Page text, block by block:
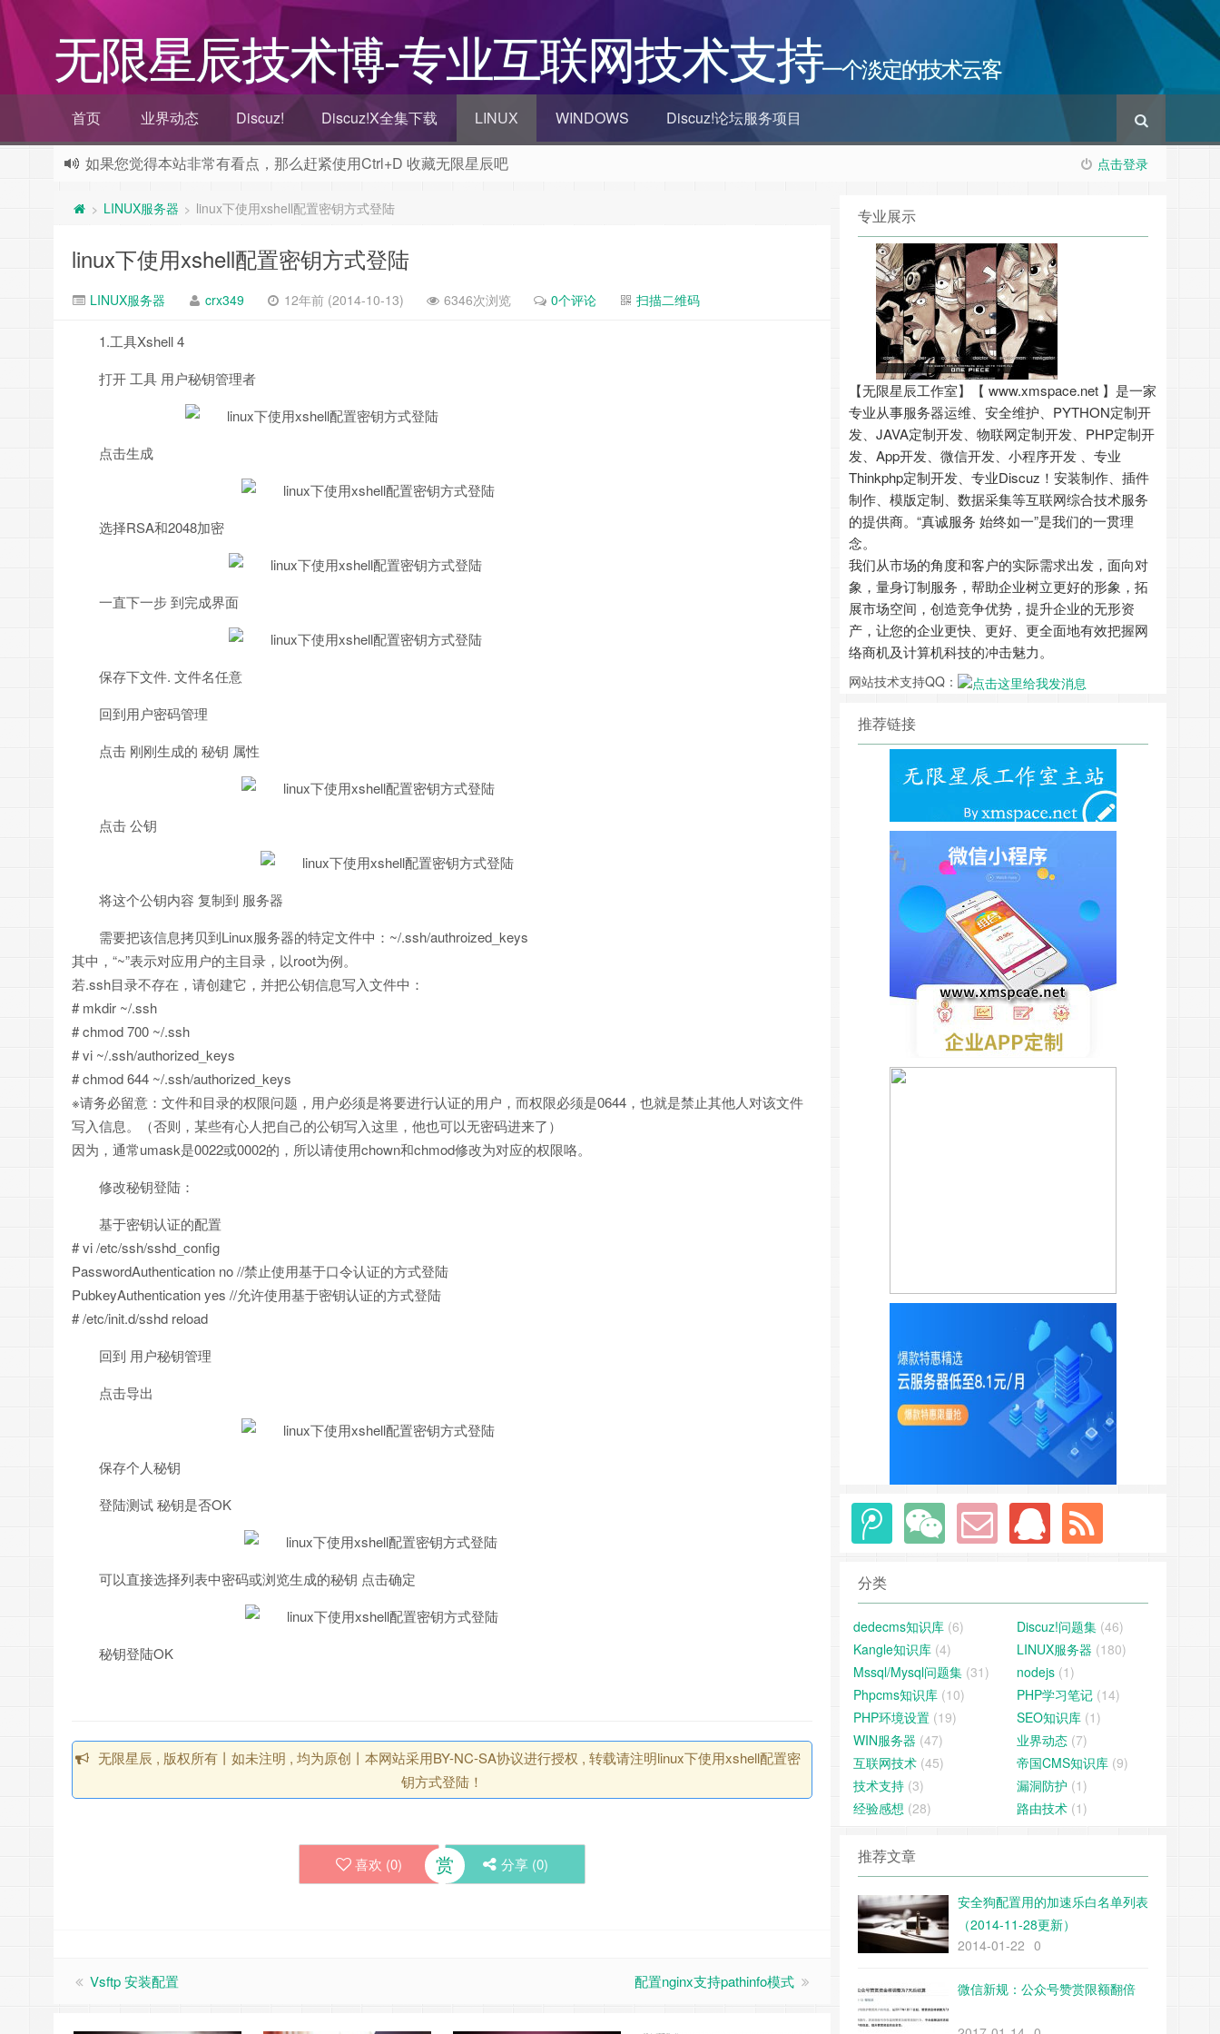
无限星辰技术博-专业互联网技术支持一个淡定的技术云客
首页 业界动态 Discuz! Discuz!X全集下载 LINUX WINDOWS Discuz!论坛服务项目
点击登录
如果您觉得本站非常有看点，那么赶紧使用Ctrl+D 收藏无限星辰吧
欢迎访问无限星辰技术博客，推荐使用最新版火狐浏览器和Chrome浏览器访问本网站
> LINUX服务器 > linux下使用xshell配置密钥方式登陆
linux下使用xshell配置密钥方式登陆
LINUX服务器 crx349 12年前 (2014-10-13) 6346次浏览 0个评论 扫描二维码
1.工具Xshell 4
打开 工具 用户秘钥管理者
点击生成
选择RSA和2048加密
一直下一步 到完成界面
保存下文件. 文件名任意
回到用户密码管理
点击 刚刚生成的 秘钥 属性
点击 公钥
将这个公钥内容 复制到 服务器
需要把该信息拷贝到Linux服务器的特定文件中：~/.ssh/authroized_keys
其中，“~”表示对应用户的主目录，以root为例。
若.ssh目录不存在，请创建它，并把公钥信息写入文件中：
# mkdir ~/.ssh
# chmod 700 ~/.ssh
# vi ~/.ssh/authorized_keys
# chmod 644 ~/.ssh/authorized_keys
※请务必留意：文件和目录的权限问题，用户必须是将要进行认证的用户，而权限必须是0644，也就是禁止其他人对该文件
写入信息。（否则，某些有心人把自己的公钥写入这里，他也可以无密码进来了）
因为，通常umask是0022或0002的，所以请使用chown和chmod修改为对应的权限咯。
修改秘钥登陆：
基于密钥认证的配置
# vi /etc/ssh/sshd_config
PasswordAuthentication no //禁止使用基于口令认证的方式登陆
PubkeyAuthentication yes //允许使用基于密钥认证的方式登陆
# /etc/init.d/sshd reload
回到 用户秘钥管理
点击导出
保存个人秘钥
登陆测试 秘钥是否OK
可以直接选择列表中密码或浏览生成的秘钥 点击确定
秘钥登陆OK
无限星辰 , 版权所有丨如未注明 , 均为原创丨本网站采用BY-NC-SA协议进行授权 , 转载请注明linux下使用xshell配置密
钥方式登陆！
喜欢 (0) 赏 分享 (0)
Vsftp 安装配置 配置nginx支持pathinfo模式
专业展示
【无限星辰工作室】【 www.xmspace.net 】是一家
专业从事服务器运维、安全维护、PYTHON定制开
发、JAVA定制开发、物联网定制开发、PHP定制开
发、App开发、微信开发、小程序开发 、专业
Thinkphp定制开发、专业Discuz！安装制作、插件
制作、模版定制、数据采集等互联网综合技术服务
的提供商。“真诚服务 始终如一”是我们的一贯理
念。
我们从市场的角度和客户的实际需求出发，面向对
象，量身订制服务，帮助企业树立更好的形象，拓
展市场空间，创造竞争优势，提升企业的无形资
产，让您的企业更快、更好、更全面地有效把握网
络商机及计算机科技的冲击魅力。
网站技术支持QQ：
推荐链接
分类
dedecms知识库 (6) Discuz!问题集 (46)
Kangle知识库 (4) LINUX服务器 (180)
Mssql/Mysql问题集 (31) nodejs (1)
Phpcms知识库 (10) PHP学习笔记 (14)
PHP环境设置 (19) SEO知识库 (1)
WIN服务器 (47) 业界动态 (7)
互联网技术 (45) 帝国CMS知识库 (9)
技术支持 (3) 漏洞防护 (1)
经验感想 (28) 路由技术 (1)
推荐文章
安全狗配置用的加速乐白名单列表
（2014-11-28更新）
2014-01-22 0
微信新规：公众号赞赏限额翻倍